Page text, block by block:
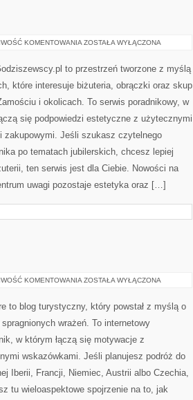
KOMENTOWANIA METALE
ZOSTAŁA WYŁĄCZONA
to przestrzeń tworzone z myślą
które interesuje biżuteria, obrączki oraz skup
i okolicach. To serwis poradnikowy, w
się podpowiedzi estetyczne z użytecznymi
zakupowymi. Jeśli szukasz czytelnego
po tematach jubilerskich, chcesz lepiej
ten serwis jest dla Ciebie. Nowości na
uwagi pozostaje estetyka oraz […]
KOMENTOWANIA SZWAJCARIA
ZOSTAŁA WYŁĄCZONA
to blog turystyczny, który powstał z myślą o
wrażeń. To internetowy
w którym łączą się motywacje z
wskazówkami. Jeśli planujesz podróż do
Iberii, Francji, Niemiec, Austrii albo Czechia,
tu wieloaspektowe spojrzenie na to, jak